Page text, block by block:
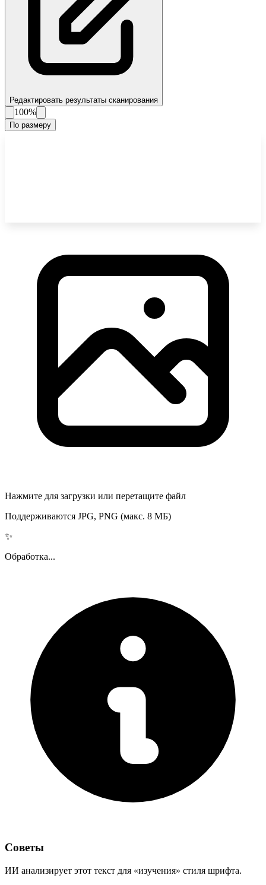
Редактировать результаты сканирования
100%
По размеру
Нажмите для загрузки или перетащите файл
Поддерживаются JPG, PNG (макс. 8 МБ)
✨
Обработка...
Советы
ИИ анализирует этот текст для «изучения» стиля шрифта.